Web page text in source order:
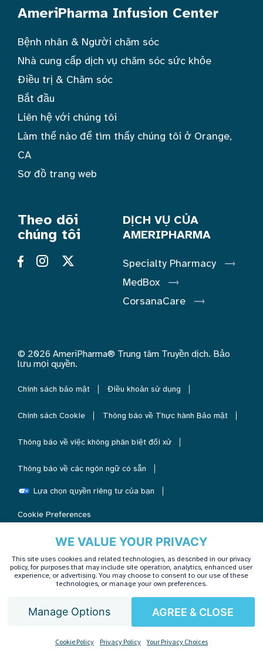
AmeriPharma Infusion Center
Bệnh nhân & Người chăm sóc
Nhà cung cấp dịch vụ chăm sóc sức khỏe
Điều trị & Chăm sóc
Bắt đầu
Liên hệ với chúng tôi
Làm thế nào để tìm thấy chúng tôi ở Orange,
CA
Sơ đồ trang web
Theo dõi
chúng tôi
DỊCH VỤ CỦA
AMERIPHARMA
Specialty Pharmacy
MedBox
CorsanaCare
© 2026 AmeriPharma® Trung tâm Truyền dịch. Bảo
lưu mọi quyền.
Chính sách bảo mật Điều khoản sử dụng
Chính sách Cookie Thông báo về Thực hành Bảo mật
Thông báo về việc không phân biệt đối xử
Thông báo về các ngôn ngữ có sẵn
Lựa chọn quyền riêng tư của bạn
Cookie Preferences
WE VALUE YOUR PRIVACY
This site uses cookies and related technologies, as described in our privacy
policy, for purposes that may include site operation, analytics, enhanced user
experience, or advertising. You may choose to consent to our use of these
technologies, or manage your own preferences.
Manage Options AGREE & CLOSE
Cookie Policy Privacy Policy Your Privacy Choices
Vietnamese